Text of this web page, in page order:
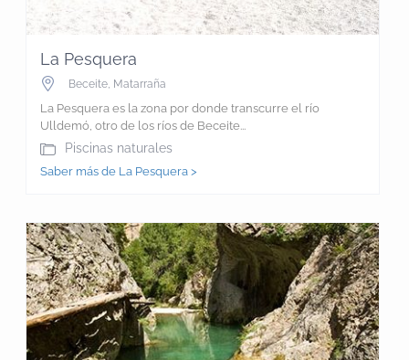
La Pesquera
Beceite, Matarraña
La Pesquera es la zona por donde transcurre el río
Ulldemó, otro de los ríos de Beceite...
Piscinas naturales
Saber más de La Pesquera >